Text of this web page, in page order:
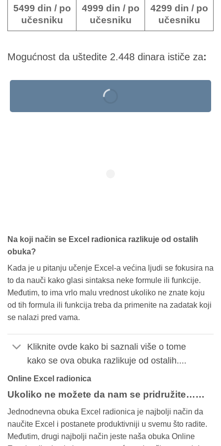
5499 din / po
učesniku
4999 din / po
učesniku
4299 din / po
učesniku
Mogućnost da uštedite 2.448 dinara ističe za:
Na koji način se Excel radionica razlikuje od ostalih
obuka?
Kada je u pitanju učenje Excel-a većina ljudi se fokusira na
to da nauči kako glasi sintaksa neke formule ili funkcije.
Međutim, to ima vrlo malu vrednost ukoliko ne znate koju
od tih formula ili funkcija treba da primenite na zadatak koji
se nalazi pred vama.
Kliknite ovde kako bi saznali više o tome
kako se ova obuka razlikuje od ostalih....
Online Excel radionica
Ukoliko ne možete da nam se pridružite……
Jednodnevna obuka Excel radionica je najbolji način da
naučite Excel i postanete produktivniji u svemu što radite.
Međutim, drugi najbolji način jeste naša obuka Online